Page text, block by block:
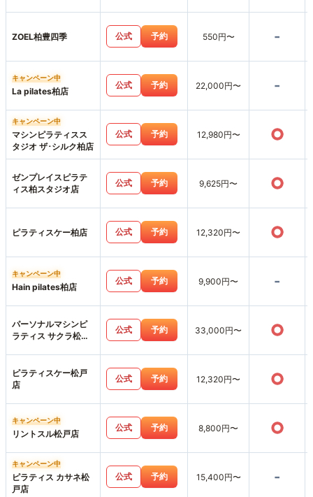
ZOEL柏豊四季 公式 予約 550円〜 -
キャンペーン中
La pilates柏店
公式 予約 22,000円〜 -
キャンペーン中
マシンピラティスス
タジオ ザ･シルク柏店
公式 予約 12,980円〜 ○
ゼンプレイスピラテ
ィス柏スタジオ店
公式 予約 9,625円〜 ○
ピラティスケー柏店 公式 予約 12,320円〜 ○
キャンペーン中
Hain pilates柏店
公式 予約 9,900円〜 -
パーソナルマシンピ
ラティス サクラ松戸
公式 予約 33,000円〜 ○
ピラティスケー松戸
店
公式 予約 12,320円〜 ○
キャンペーン中
リントスル松戸店
公式 予約 8,800円〜 ○
キャンペーン中
ピラティス カサネ松
戸店
公式 予約 15,400円〜 -